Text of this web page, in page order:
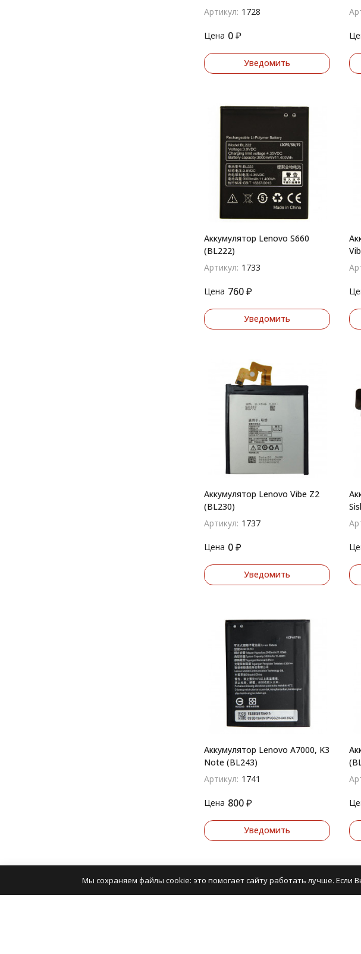
Артикул: 1728
Цена 0 ₽
Уведомить
Аккумулятор Lenovo S660
(BL222)
Артикул: 1733
Цена 760 ₽
Уведомить
Аккумулятор Lenovo Vibe Z2
(BL230)
Артикул: 1737
Цена 0 ₽
Уведомить
Аккумулятор Lenovo A7000, K3
Note (BL243)
Артикул: 1741
Цена 800 ₽
Уведомить
Мы сохраняем файлы cookie: это помогает сайту работать лучше. Если